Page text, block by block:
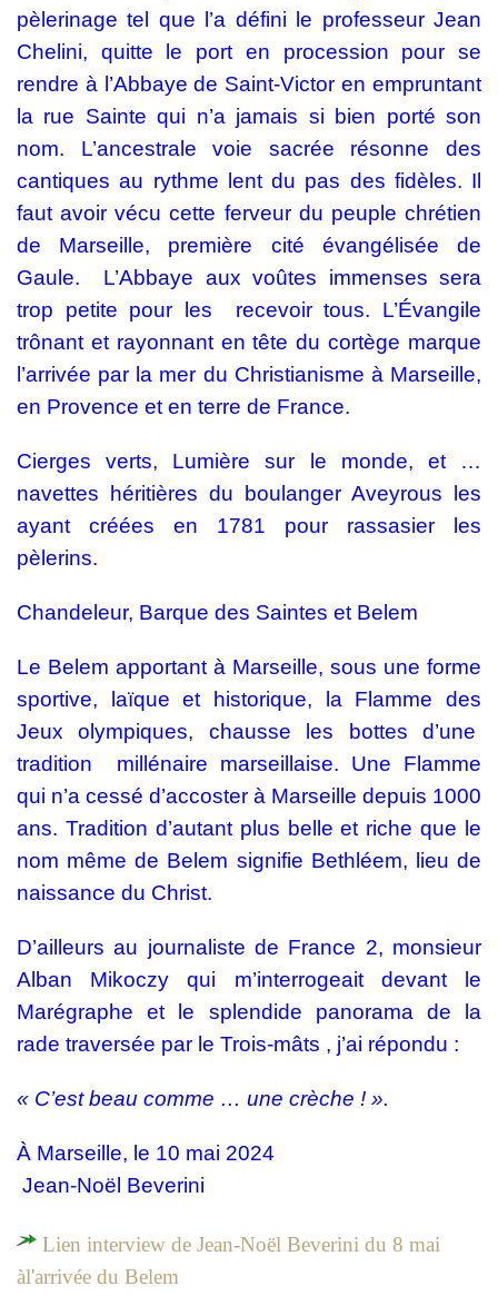
pèlerinage tel que l’a défini le professeur Jean
Chelini, quitte le port en procession pour se
rendre à l’Abbaye de Saint-Victor en empruntant
la rue Sainte qui n’a jamais si bien porté son
nom. L’ancestrale voie sacrée résonne des
cantiques au rythme lent du pas des fidèles. Il
faut avoir vécu cette ferveur du peuple chrétien
de Marseille, première cité évangélisée de
Gaule. L’Abbaye aux voûtes immenses sera
trop petite pour les recevoir tous. L’Évangile
trônant et rayonnant en tête du cortège marque
l’arrivée par la mer du Christianisme à Marseille,
en Provence et en terre de France.
Cierges verts, Lumière sur le monde, et …
navettes héritières du boulanger Aveyrous les
ayant créées en 1781 pour rassasier les
pèlerins.
Chandeleur, Barque des Saintes et Belem
Le Belem apportant à Marseille, sous une forme
sportive, laïque et historique, la Flamme des
Jeux olympiques, chausse les bottes d’une
tradition millénaire marseillaise. Une Flamme
qui n’a cessé d’accoster à Marseille depuis 1000
ans. Tradition d’autant plus belle et riche que le
nom même de Belem signifie Bethléem, lieu de
naissance du Christ.
D’ailleurs au journaliste de France 2, monsieur
Alban Mikoczy qui m’interrogeait devant le
Marégraphe et le splendide panorama de la
rade traversée par le Trois-mâts , j’ai répondu :
« C’est beau comme … une crèche ! ».
À Marseille, le 10 mai 2024
Jean-Noël Beverini
Lien interview de Jean-Noël Beverini du 8 mai
àl'arrivée du Belem